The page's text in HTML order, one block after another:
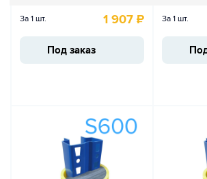
За 1 шт. 1 907 ₽
Под заказ
За 1 шт.